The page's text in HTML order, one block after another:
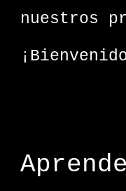
nuestros